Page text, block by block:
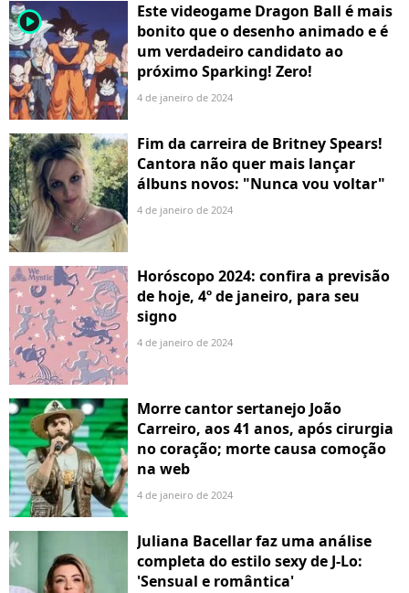
player2
Este videogame Dragon Ball é mais
bonito que o desenho animado e é
um verdadeiro candidato ao
próximo Sparking! Zero!
4 de janeiro de 2024
Fim da carreira de Britney Spears!
Cantora não quer mais lançar
álbuns novos: "Nunca vou voltar"
4 de janeiro de 2024
Horóscopo 2024: confira a previsão
de hoje, 4º de janeiro, para seu
signo
4 de janeiro de 2024
Morre cantor sertanejo João
Carreiro, aos 41 anos, após cirurgia
no coração; morte causa comoção
na web
4 de janeiro de 2024
Juliana Bacellar faz uma análise
completa do estilo sexy de J-Lo:
'Sensual e romântica'